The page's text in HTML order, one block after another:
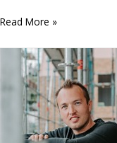
Wim
Read More »